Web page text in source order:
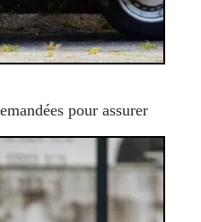
pour assurer